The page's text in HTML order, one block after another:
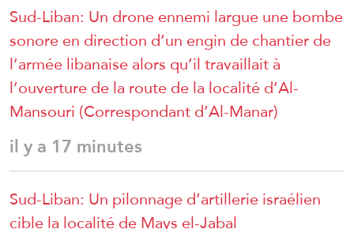
Sud-Liban: Un drone ennemi largue une bombe
sonore en direction d’un engin de chantier de
l’armée libanaise alors qu’il travaillait à
l’ouverture de la route de la localité d’Al-
Mansouri (Correspondant d’Al-Manar)
il y a 17 minutes
Sud-Liban: Un pilonnage d’artillerie israélien
cible la localité de Mays el-Jabal